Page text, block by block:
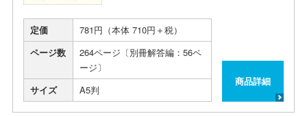
定価
781円（本体 710円＋税）
ページ数
264ページ〔別冊解答編：56ペ
ージ〕
サイズ
A5判
商品詳細